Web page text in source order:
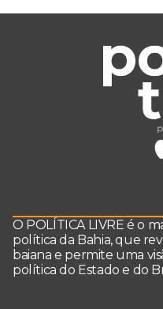
O POLÍTICA LIVRE é o
política da Bahia, que
baiana e permite uma
política do Estado e do